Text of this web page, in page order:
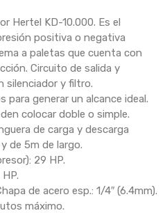
Hertel KD-10.000. Es el
positiva o negativa
a paletas que cuenta con
Circuito de salida y
silenciador y filtro.
para generar un alcance ideal.
colocar doble o simple.
de carga y descarga
de 5m de largo.
29 HP.
de acero esp.: 1/4″ (6.4mm).
máximo.